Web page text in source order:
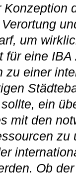
um
für eine
zu einer
ein
mit den
zu
Ob